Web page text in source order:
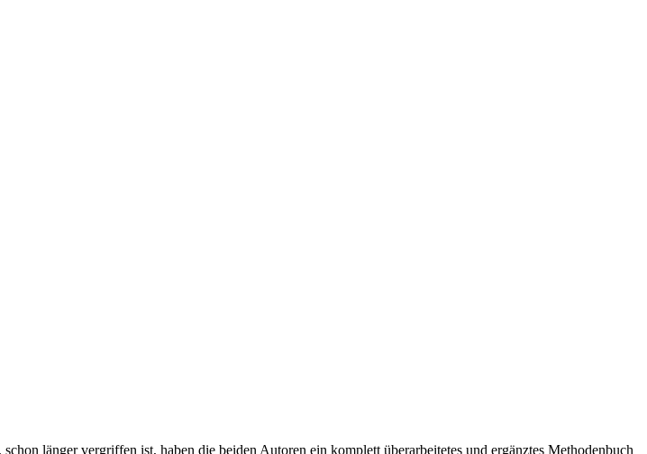
länger vergriffen ist, haben die beiden Autoren ein komplett überarbeitetes und ergänztes Methodenbuch